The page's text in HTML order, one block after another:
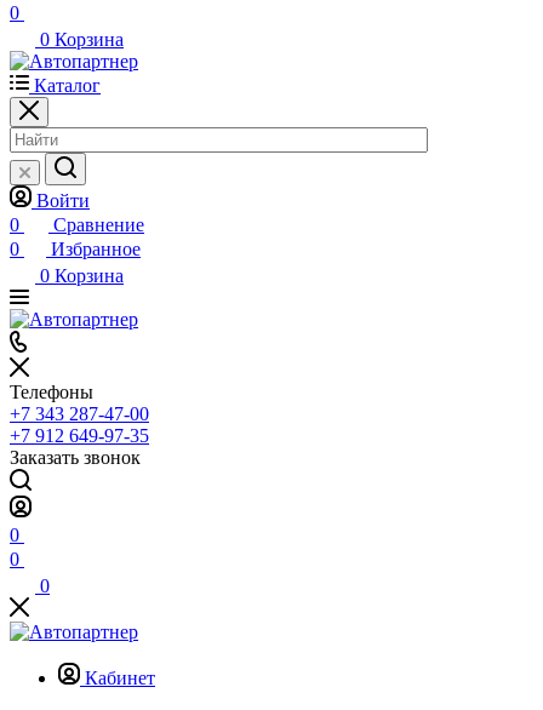
0
0 Корзина
Каталог
Войти
0
Сравнение
0
Избранное
0 Корзина
Телефоны
+7 343 287-47-00
+7 912 649-97-35
Заказать звонок
0
0
0
Кабинет